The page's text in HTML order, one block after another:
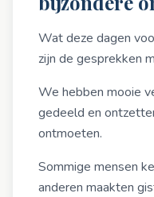
Wat deze dagen
zijn de gesprekken
We hebben mooie
gedeeld en
ontmoeten.
Sommige mensen
anderen maakten